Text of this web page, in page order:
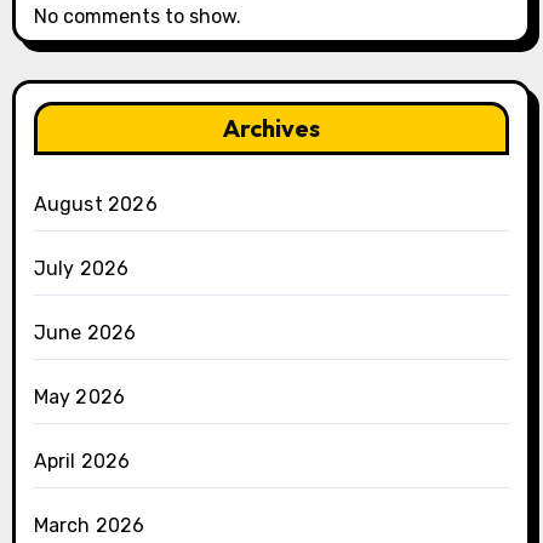
No comments to show.
Archives
August 2026
July 2026
June 2026
May 2026
April 2026
March 2026